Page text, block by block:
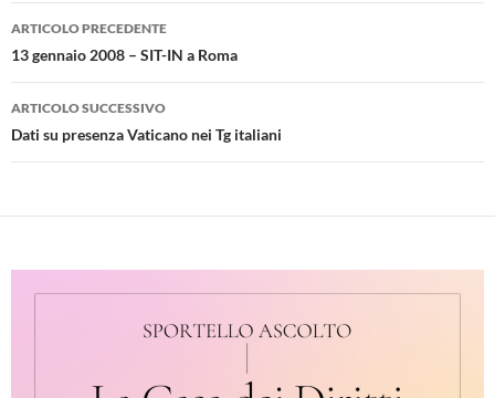
Navigazione
articolo
ARTICOLO PRECEDENTE
13 gennaio 2008 – SIT-IN a Roma
ARTICOLO SUCCESSIVO
Dati su presenza Vaticano nei Tg italiani